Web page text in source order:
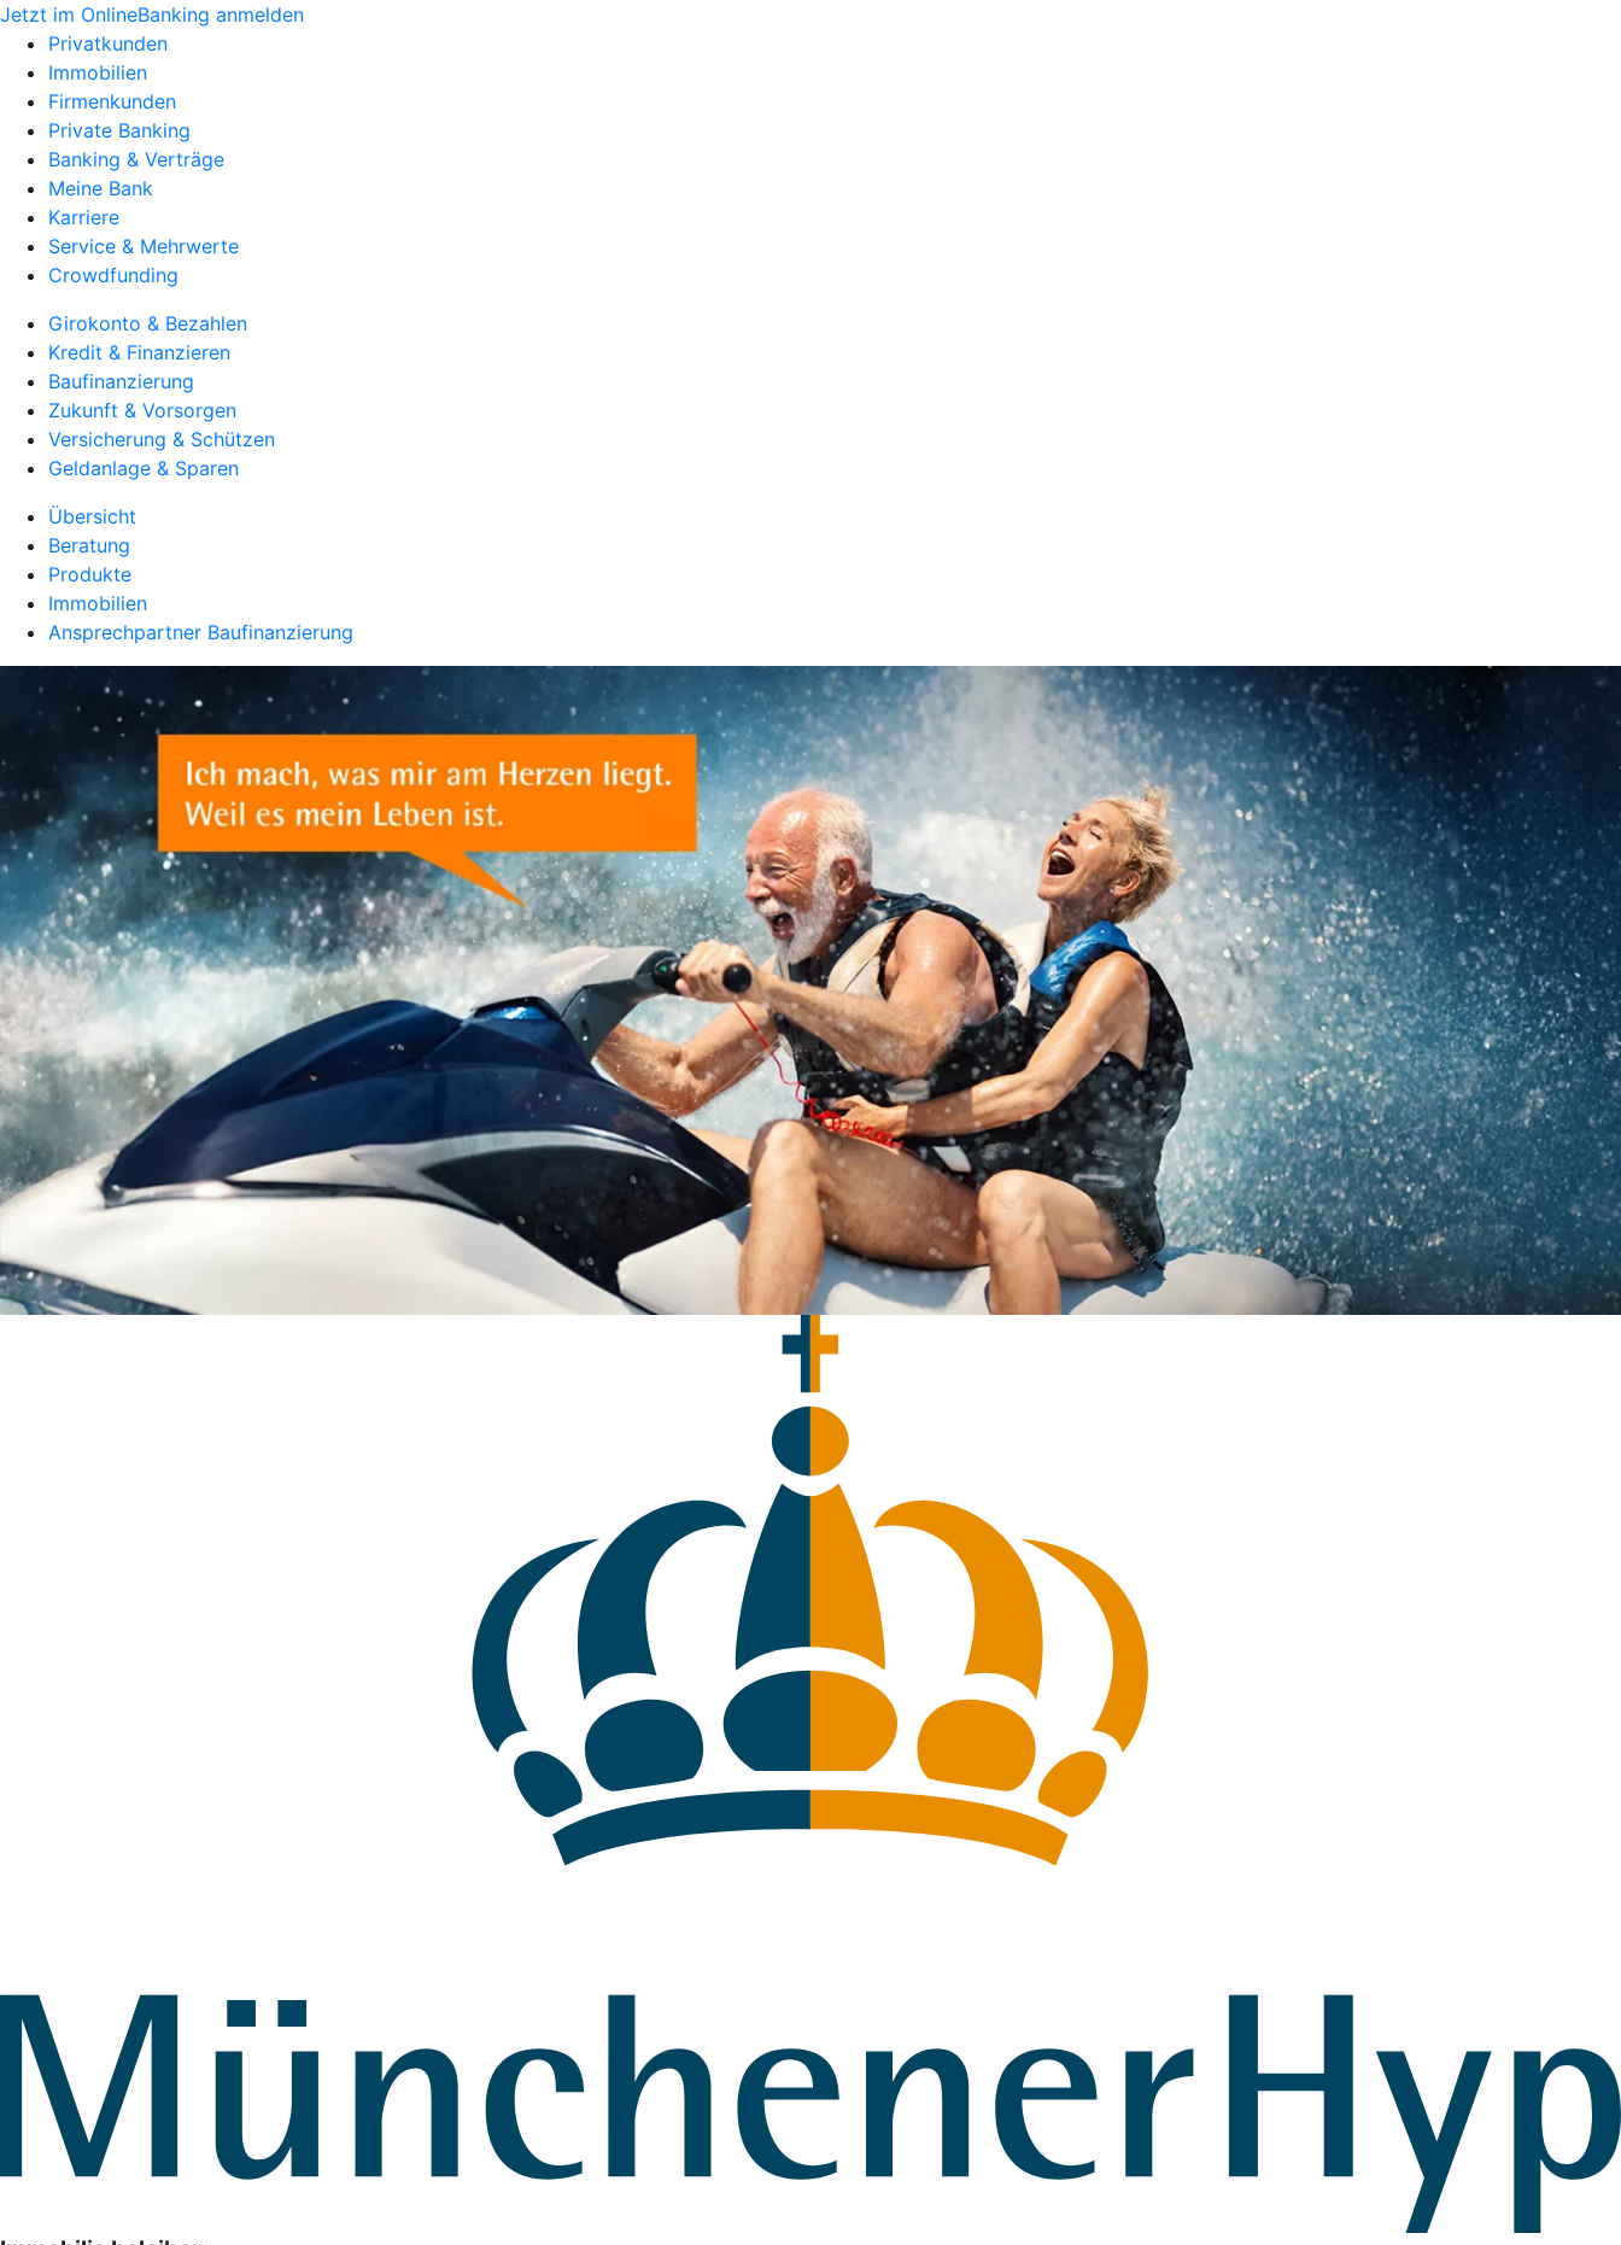
Jetzt im OnlineBanking anmelden
Privatkunden
Immobilien
Firmenkunden
Private Banking
Banking & Verträge
Meine Bank
Karriere
Service & Mehrwerte
Crowdfunding
Girokonto & Bezahlen
Kredit & Finanzieren
Baufinanzierung
Zukunft & Vorsorgen
Versicherung & Schützen
Geldanlage & Sparen
Übersicht
Beratung
Produkte
Immobilien
Ansprechpartner Baufinanzierung